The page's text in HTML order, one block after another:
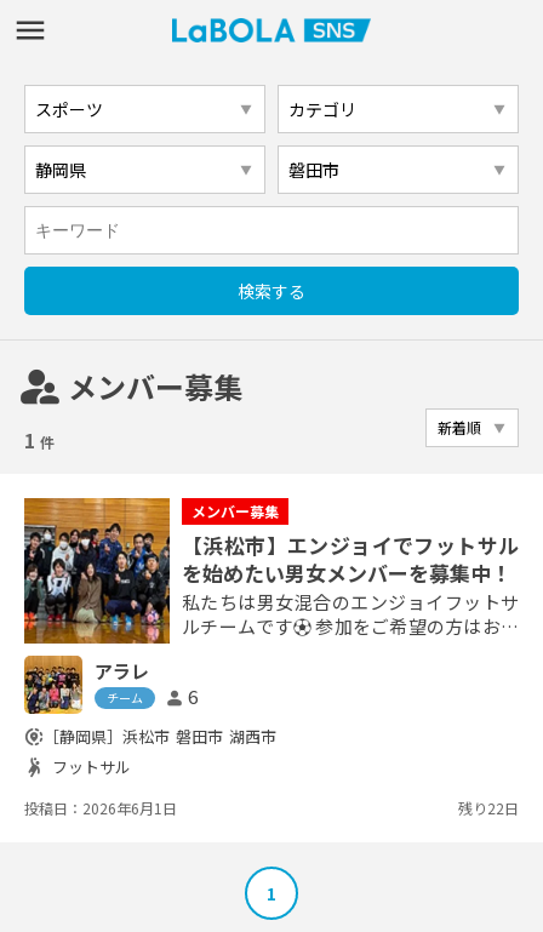
supervisor_account メンバー募集
1 件
メンバー募集
【浜松市】エンジョイでフットサル
を始めたい男女メンバーを募集中！
私たちは男女混合のエンジョイフットサ
ルチームです⚽ 参加をご希望の方はお気
所：浜松市内の体育館 開催日：毎週日曜
に2時間 参加費：500円 ＜応募条件＞ 男
女共通：毎月1回以上参加できる方 男
回以上できる方 女性：18～35歳で運動系
アラレ
チーム person 6
share_location ［静岡県］ 浜松市 磐田市 湖西市
sports_handball フットサル
投稿日：2026年6月1日 残り22日
1